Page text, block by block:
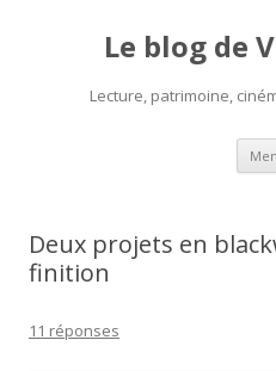
Le blog de
Lecture, patrimoine,
Deux projets en
finition
11 réponses